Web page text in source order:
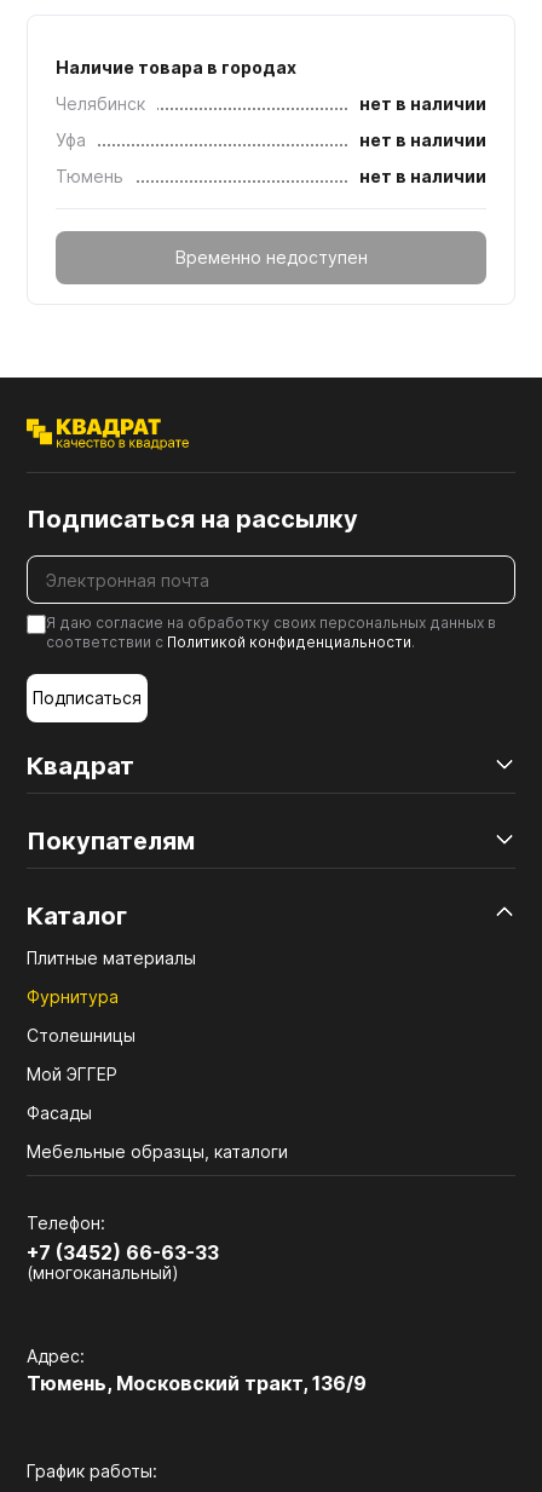
Наличие товара в городах
Челябинск
нет в наличии
Уфа
нет в наличии
Тюмень
нет в наличии
Временно недоступен
Квадрат
Покупателям
Каталог
Плитные материалы
Фурнитура
Столешницы
Мой ЭГГЕР
Фасады
Мебельные образцы, каталоги
Телефон:
+7 (3452) 66-63-33
(многоканальный)
Адрес:
Тюмень, Московский тракт, 136/9
График работы:
Подписаться на рассылку
Я даю согласие на обработку своих персональных данных в
соответствии с Политикой конфиденциальности.
Подписаться